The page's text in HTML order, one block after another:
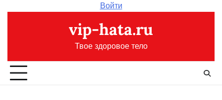
Войти
vip-hata.ru
Твое здоровое тело